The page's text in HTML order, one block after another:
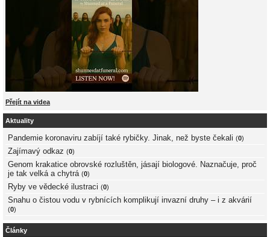
Přejít na videa
Aktuality
Pandemie koronaviru zabíjí také rybičky. Jinak, než byste čekali (0)
Zajímavý odkaz (0)
Genom krakatice obrovské rozluštěn, jásají biologové. Naznačuje, proč
je tak velká a chytrá (0)
Ryby ve vědecké ilustraci (0)
Snahu o čistou vodu v rybnících komplikují invazní druhy – i z akvárií
(0)
Články